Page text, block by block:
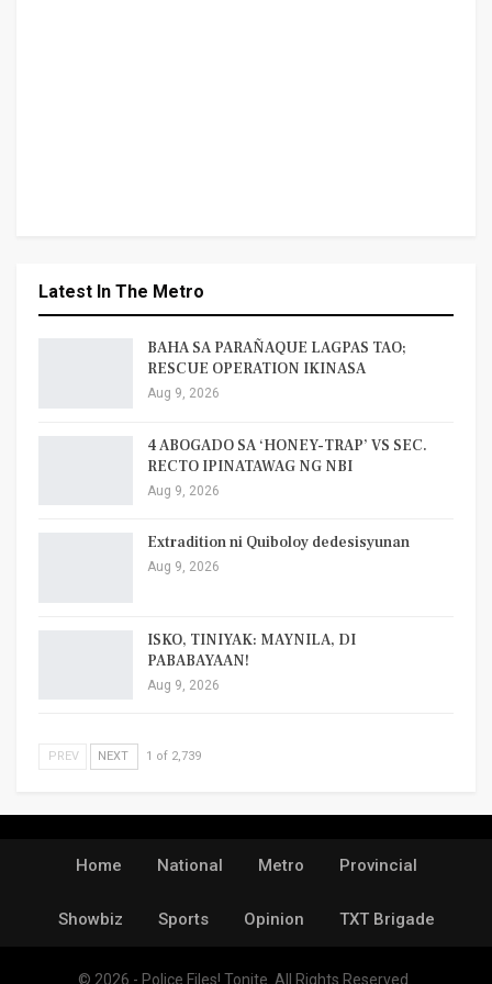
Latest In The Metro
BAHA SA PARAÑAQUE LAGPAS TAO;
RESCUE OPERATION IKINASA
Aug 9, 2026
4 ABOGADO SA ‘HONEY-TRAP’ VS SEC.
RECTO IPINATAWAG NG NBI
Aug 9, 2026
Extradition ni Quiboloy dedesisyunan
Aug 9, 2026
ISKO, TINIYAK: MAYNILA, DI
PABABAYAAN!
Aug 9, 2026
PREV NEXT 1 of 2,739
Home National Metro Provincial
Showbiz Sports Opinion TXT Brigade
© 2026 - Police Files! Tonite. All Rights Reserved.